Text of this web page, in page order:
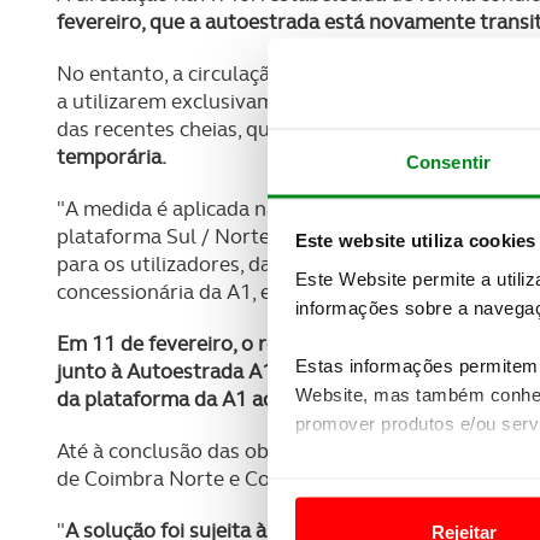
Consentir
Este website utiliza cookies
Este Website permite a
informações sobre a
Estas informações
Website, mas também
promover produtos e/ou
Rejeitar
fevereiro, que a autoestrada está novamente
No entanto, a circulação faz-se de forma
a utilizarem exclusivamente a faixa que não sofreu
das recentes cheias, que levaram ao rebentamente
temporária.
"A medida é aplicada na sequência da conclusão
plataforma Sul / Norte, que ocorreram no início
para os utilizadores, dada a importância
concessionária da A1, em comunicado.
Em 11 de fevereiro, o rebentamento do dique de
junto à Autoestrada A1, levou à erosão do
da plataforma da A1 ao quilómetro 191.
Até à conclusão das obras, não serão cobradas
de Coimbra Norte e Coimbra Sul.
"A solução foi sujeita à avaliação técnica do